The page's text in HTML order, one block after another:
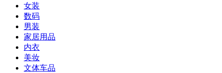
女装
数码
男装
家居用品
内衣
美妆
文体车品